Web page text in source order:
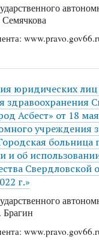
юридических лиц
здравоохранения
Асбест» от 18
учреждения
больница
и об
Свердловской
г.»
Брагин